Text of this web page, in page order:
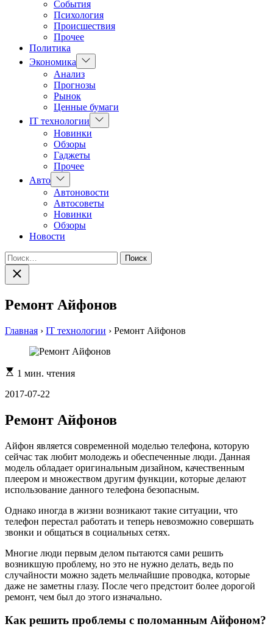
События
Психология
Происшествия
Прочее
Политика
Экономика
Показать
подменю
Анализ
Прогнозы
Рынок
Ценные бумаги
IT технологии
Показать
подменю
Новинки
Обзоры
Гаджеты
Прочее
Авто Показать
подменю
Автоновости
Автосоветы
Новинки
Обзоры
Новости
Найти:
Закрыть
поиск
Ремонт Айфонов
Главная › IT технологии › Ремонт Айфонов
Расчетное
чтения
1 мин. чтения
2017-07-22
Ремонт Айфонов
Айфон является современной моделью телефона, которую
сейчас так любит молодежь и обеспеченные люди. Данная
модель обладает оригинальным дизайном, качественным
плеером и множеством другим функции, которые делают
использование данного телефона безопасным.
Однако иногда в жизни возникают такие ситуации, что
телефон перестал работать и теперь невозможно совершать
звонки и общаться в социальных сетях.
Многие люди первым делом пытаются сами решить
возникшую проблему, но это не нужно делать, ведь по
случайности можно задеть мельчайшие проводка, которые
даже не заметны глазу. После чего предстоит более дорогой
ремонт, чем был до этого изначально.
Как решить проблемы с поломанным Айфоном?